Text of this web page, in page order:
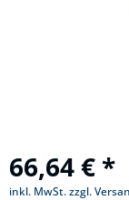
66,64 € *
inkl. MwSt.zzgl.